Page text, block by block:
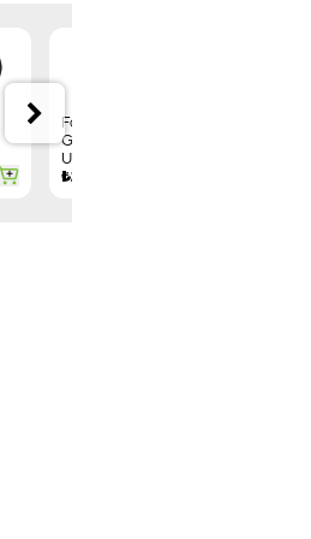
Forest
Gnome -
UNIQUE
₺149,00